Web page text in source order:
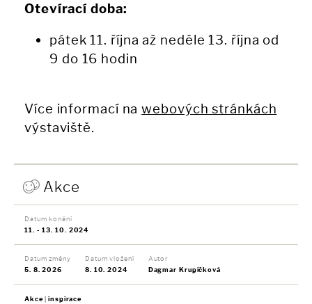
Otevírací doba:
pátek 11. října až neděle 13. října od
9 do 16 hodin
Více informací nawebových stránkách
výstaviště.
Akce
Datum konání
11. - 13. 10. 2024
Datum změny
5. 8. 2026
Datum vložení
8. 10. 2024
Autor
Dagmar Krupičková
Akce inspirace